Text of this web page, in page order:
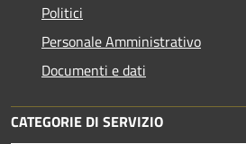
Politici
Personale Amministrativo
Documenti e dati
CATEGORIE DI SERVIZIO